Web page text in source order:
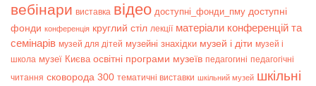
вебінари виставка відео доступні_фонди_пму доступні
фонди конференція круглий стіл лекції матеріали конференцій та
семінарів музей для дітей музейні знахідки музей і діти музей і
школа музеї Києва освітні програми музеїв педагогині педагогічні
читання сковорода 300 тематичні виставки шкільний музей шкільні